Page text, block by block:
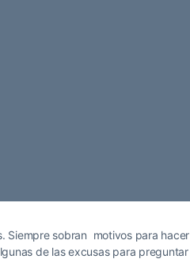
Siempre sobran motivos para hacer
de las excusas para preguntar